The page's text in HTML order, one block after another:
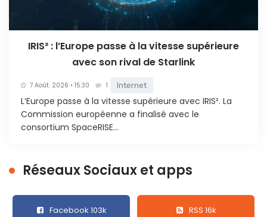
IRIS² : l’Europe passe à la vitesse supérieure
avec son rival de Starlink
7 Août. 2026 • 15:30 1 Internet
L‘Europe passe à la vitesse supérieure avec IRIS². La
Commission européenne a finalisé avec le
consortium SpaceRISE...
Réseaux Sociaux et apps
Facebook 103k RSS 16k